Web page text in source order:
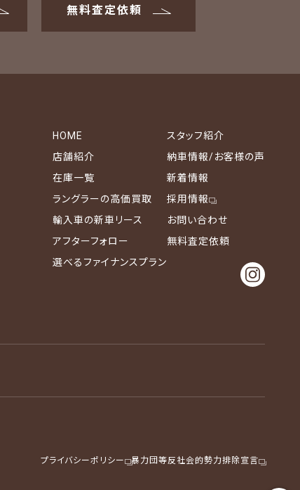
無料査定依頼
HOME
店舗紹介
在庫一覧
ラングラーの高価買取
輸入車の新車リース
アフターフォロー
選べるファイナンスプラン
スタッフ紹介
納車情報/お客様の声
新着情報
採用情報
お問い合わせ
無料査定依頼
プライバシーポリシー 暴力団等反社会的勢力排除宣言